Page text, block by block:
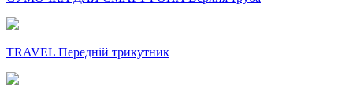
TRAVEL Передній трикутник